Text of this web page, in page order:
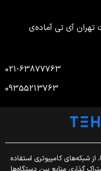
تهران آی تی آماده‌ی
021-63877763
09355213763
شبکه‌های کامپیوتری استفاده